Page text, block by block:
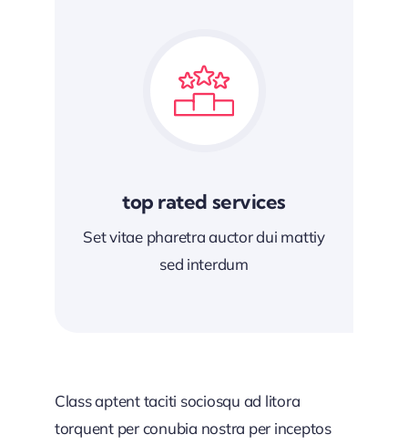
top rated services
Set vitae pharetra auctor dui mattiy
sed interdum
Class aptent taciti sociosqu ad litora
torquent per conubia nostra per inceptos